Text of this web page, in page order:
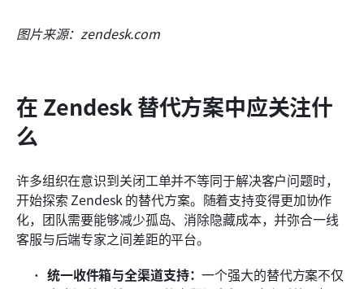
图片来源：zendesk.com
在 Zendesk 替代方案中应关注什
么
许多组织在意识到关闭工单并不等同于解决客户问题时，
开始探索 Zendesk 的替代方案。随着支持变得更加协作
化，团队需要能够减少孤岛、消除隐藏成本，并弥合一线
客服与后端专家之间差距的平台。
统一收件箱与全渠道支持：一个强大的替代方案不仅